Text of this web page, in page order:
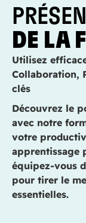
DE LA
Utilisez
Collaboration,
clés
Découvrez le
avec notre
votre
apprentissage
équipez-vous
pour tirer le
essentielles.